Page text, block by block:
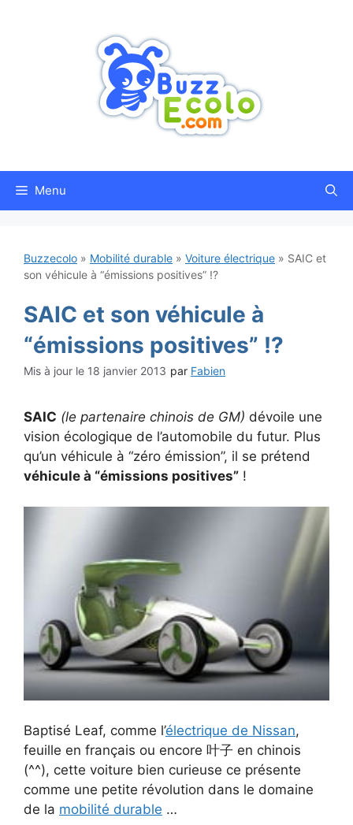
Menu
Buzzecolo » Mobilité durable » Voiture électrique » SAIC et
son véhicule à “émissions positives” !?
SAIC et son véhicule à
“émissions positives” !?
18 janvier 2013 par Fabien
SAIC (le partenaire chinois de GM) dévoile une
vision écologique de l’automobile du futur. Plus
qu’un véhicule à “zéro émission”, il se prétend
véhicule à “émissions positives” !
Baptisé Leaf, comme l’électrique de Nissan,
feuille en français ou encore 叶子 en chinois
(^^), cette voiture bien curieuse ce présente
comme une petite révolution dans le domaine
de la mobilité durable …